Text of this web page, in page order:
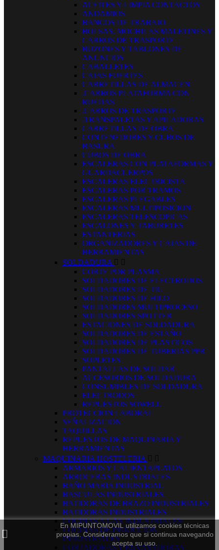
En MIPUNTOMOVIL utilizamos cookies técnicas
propias. Consideramos que si continua navegando
acepta su uso.
ACEITES Y LIMPIA CONTACTOS
ANDAMIOS
BANCOS DE TRABAJO
BOLSAS, MOCHILAS MALETINES Y
CARROS DE TRASPORTE
BUZONES Y TABLONES DE
ANUNCIOS
CABALLETES
CAJAS FUERTES
CARRETILLAS DE ALMACEN
.CARROS PLATAFORMA CON
RUEDAS
.CARROS DE TRASPORTE
.TRANSPALETAS Y APILADORAS
CARRETILLAS DE OBRA
CONTENEDORES Y CUBOS DE
BASURA
CUBOS DE OBRA
ESCALERAS CON PLATAFORMAS Y
GUARDACUERPOS
ESCALERAS ELECTRICISTA
ESCALERAS POR TRAMOS
ESCALERAS PLEGABLES
ESCALERAS MULTIPOSICION
ESCALERAS TELESCOPICAS
ESCALONES Y TABURETES
ESTANTERIAS
ORGANIZADORES Y CAJAS DE
HERRAMIENTAS
SOLDADURA  
CORTE POR PLASMA
SOLDADORES DE ELECTRODOS
SOLDADORES DE TIG
SOLDADORES DE HILO
SOLDADORES MULTIPROCESO
SOLDADORES SPOTTER
ESTACIONES DE SOLDADURA
SOLDADORES DE ESTAÑO
SOLDADORES DE PLASTICOS
SOLDADORES DE TUBERIAS PPR
SOPLETES
PANTALLAS DE SOLDAR
ACCESORIOS DE SOLDADURA
CONSUMIBLES DE SOLDADURA
ELECTRODOS
REPUESTOS SOWELL
PROTECCION LABORAL
SEÑALIZACION
TAQUILLAS
REPUESTOS DE MAQUINARIA Y
HERRAMIENTAS
MAQUINARIA HOSTELERIA  
ARMARIOS Y CALIENTAPLATOS
ARROCERAS INDUSTRIALES
BAÑO MARIA INDUSTRIAL
BASCULAS INDUSTRIALES
BATIDORAS DE BRAZO INDUSTRIALES
BATIDORAS INDUSTRIALES
COCINAS A GAS INDUSTRIALES
COCINAS DE INDUCCION
INDUSTRIALES
CORTADORAS Y ENVASADORAS